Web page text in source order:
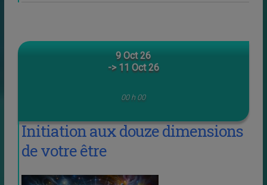
9 Oct 26
-> 11 Oct 26
00 h 00
Initiation aux douze dimensions
de votre être